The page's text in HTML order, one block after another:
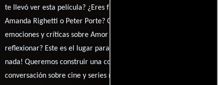
te llevó ver esta película? ¿Eres fan de Steven R. Monroe,
Amanda Righetti o Peter Porte? Comparte tus pensamientos,
emociones y críticas sobre Amor en tierra. ¿Te hizo reír, llorar o
reflexionar? Este es el lugar para expresarlo. ¡No te guardes
nada! Queremos construir una comunidad apasionada donde la
conversación sobre cine y series nunca se detenga. Únete a la